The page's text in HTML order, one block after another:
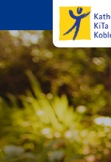
Zum Inhalt springen